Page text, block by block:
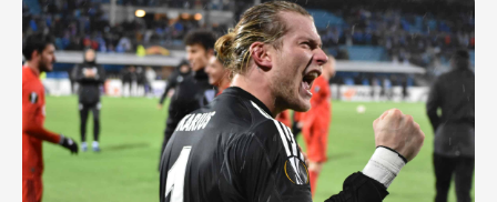
Livet på skolen
Skolen
Kontakt
Valgfag